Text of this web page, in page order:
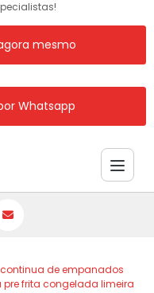
mesmo
Whatsapp
de empanados
frita congelada limeira